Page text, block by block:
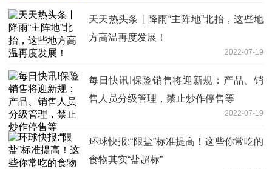
天天热头条丨降雨“主阵地”北抬，这些地
方高温再度发展！
2022-07-19
每日快讯!保险销售将迎新规：产品、销
售人员分级管理，禁止炒作停售等
2022-07-19
环球快报:“限盐”标准提高！这些你常吃的
食物其实“盐超标”